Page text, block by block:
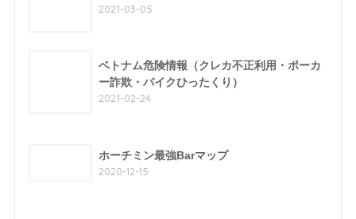
2021-03-05
ベトナム危険情報（クレカ不正利用・ポーカ
ー詐欺・バイクひったくり）
2021-02-24
ホーチミン最強Barマップ
2020-12-15